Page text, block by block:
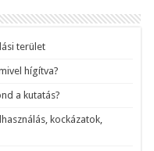
terület
hígítva?
a kutatás?
kockázatok,